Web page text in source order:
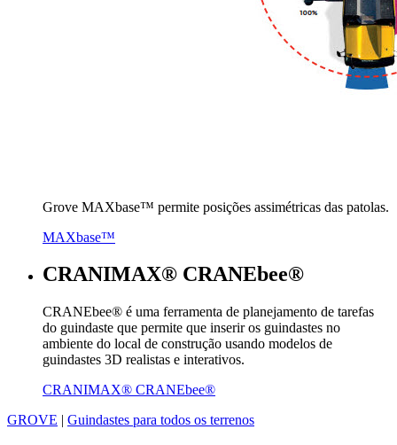
Grove MAXbase™ permite posições assimétricas das patolas.
MAXbase™
CRANIMAX® CRANEbee®
CRANEbee® é uma ferramenta de planejamento de tarefas
do guindaste que permite que inserir os guindastes no
ambiente do local de construção usando modelos de
guindastes 3D realistas e interativos.
CRANIMAX® CRANEbee®
GROVE | Guindastes para todos os terrenos